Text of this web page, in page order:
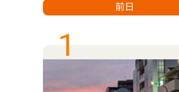
前日
1